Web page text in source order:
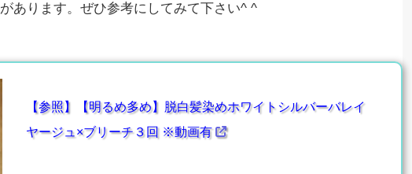
あります。ぜひ参考にしてみて下さい^ ^
【参照】【明るめ多め】脱白髪染めホワイトシルバーバレイ
ヤージュ×ブリーチ３回 ※動画有